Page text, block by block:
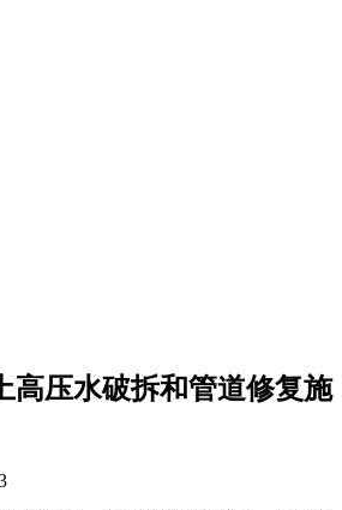
高压水破拆和管道修复施